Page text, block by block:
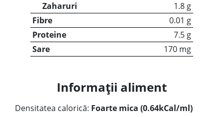
Zaharuri
1.8 g
Fibre
0.01 g
Proteine
7.5 g
Sare
170 mg
Informații aliment
Densitatea calorică: Foarte mica (0.64kCal/ml)